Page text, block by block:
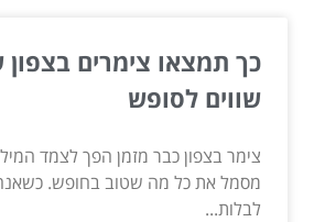
כך תמצאו צימרים
שווים לסופש
צימר בצפון כבר מזמן הפך לצמד
מסמל את כל מה שטוב בחופש.
לבלות...